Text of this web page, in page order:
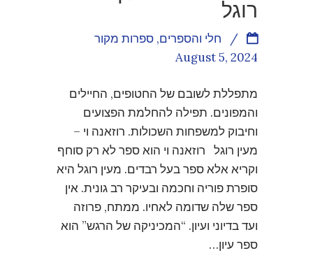
רוגל
חלי והספרים, ספרות מקור
/
August 5, 2024
מתפללת לשובם של החטופים, החיילים
והמפונים. תפילה להחלמת הפצועים
וחיבוק למשפחות השכולות. רוזאנה וי –
מעין רוגל רוזאנה וי הוא ספר לא רק סוחף
וקריא אלא ספר בעל רבדים. מעין רוגל היא
סופרת פוריה וחכמה ובעיקר רב גונית. אין
ספר שלה שדומה לאחיו. ממתח, פרוזה
ועד בדיוני ועיון. “המכיניקה של הרגש” הוא
ספר עיון…